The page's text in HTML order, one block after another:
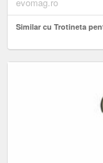
Similar cu Trotineta